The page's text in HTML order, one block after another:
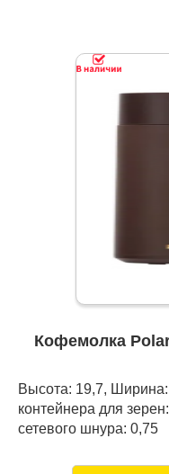
Кофемолка
Высота: 19,7,
контейнера для
сетевого шнура: 0,75